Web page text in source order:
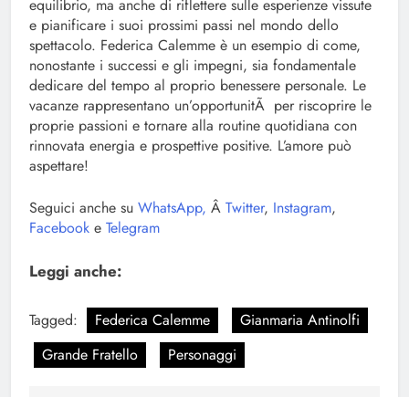
equilibrio, ma anche di riflettere sulle esperienze vissute
e pianificare i suoi prossimi passi nel mondo dello
spettacolo. Federica Calemme è un esempio di come,
nonostante i successi e gli impegni, sia fondamentale
dedicare del tempo al proprio benessere personale. Le
vacanze rappresentano un’opportunitÃ per riscoprire le
proprie passioni e tornare alla routine quotidiana con
rinnovata energia e prospettive positive. L’amore può
aspettare!
Seguici anche su WhatsApp, Â Twitter, Instagram,
Facebook e Telegram
Leggi anche:
Tagged: Federica Calemme
Gianmaria Antinolfi
Grande Fratello
Personaggi